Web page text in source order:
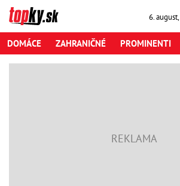
6. august,
DOMÁCE ZAHRANIČNÉ PROMINENTI